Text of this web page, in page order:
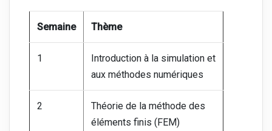
Semaine Thème
1
Introduction à la simulation et
aux méthodes numériques
2
Théorie de la méthode des
éléments finis (FEM)